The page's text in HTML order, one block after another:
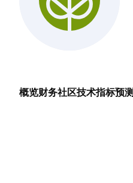
概览财务社区技术指标预测